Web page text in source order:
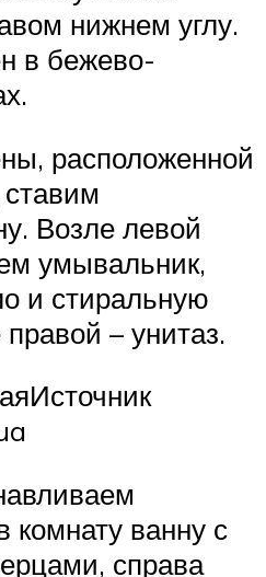
нижнем углу.
в бежево-
расположенной
Возле левой
умывальник,
и стиральную
– унитаз.
комнату ванну с
справа